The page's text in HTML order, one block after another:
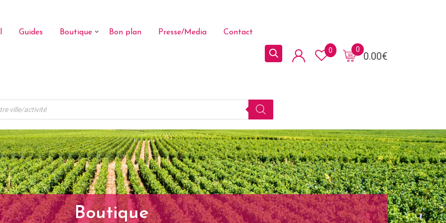
Guides Boutique Bon plan Presse/Media Contact
0.00€
0
0
Boutique